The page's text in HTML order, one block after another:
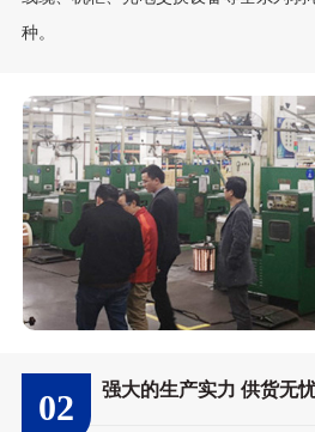
种。
02 强大的生产实力 供货无